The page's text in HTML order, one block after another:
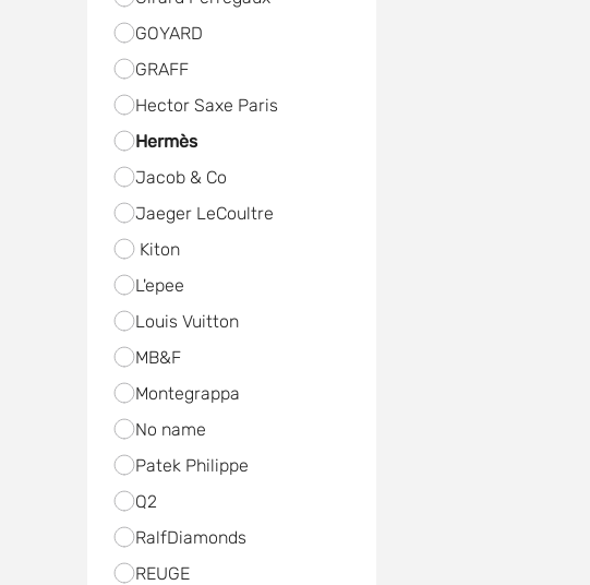
GOYARD
GRAFF
Hector Saxe Paris
Hermès
Jacob & Co
Jaeger LeCoultre
Kiton
L'epee
Louis Vuitton
MB&F
Mоntegrappa
No name
Patek Philippe
Q2
RalfDiamonds
REUGE